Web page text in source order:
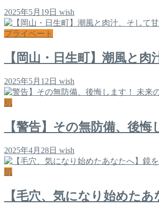
2025年5月19日 wish
プライベート
【岡山・日生町】潮風と
2025年5月12日 wish
肌
【警告】その無防備、後
2025年4月28日 wish
肌
【毛穴、気になり始めた